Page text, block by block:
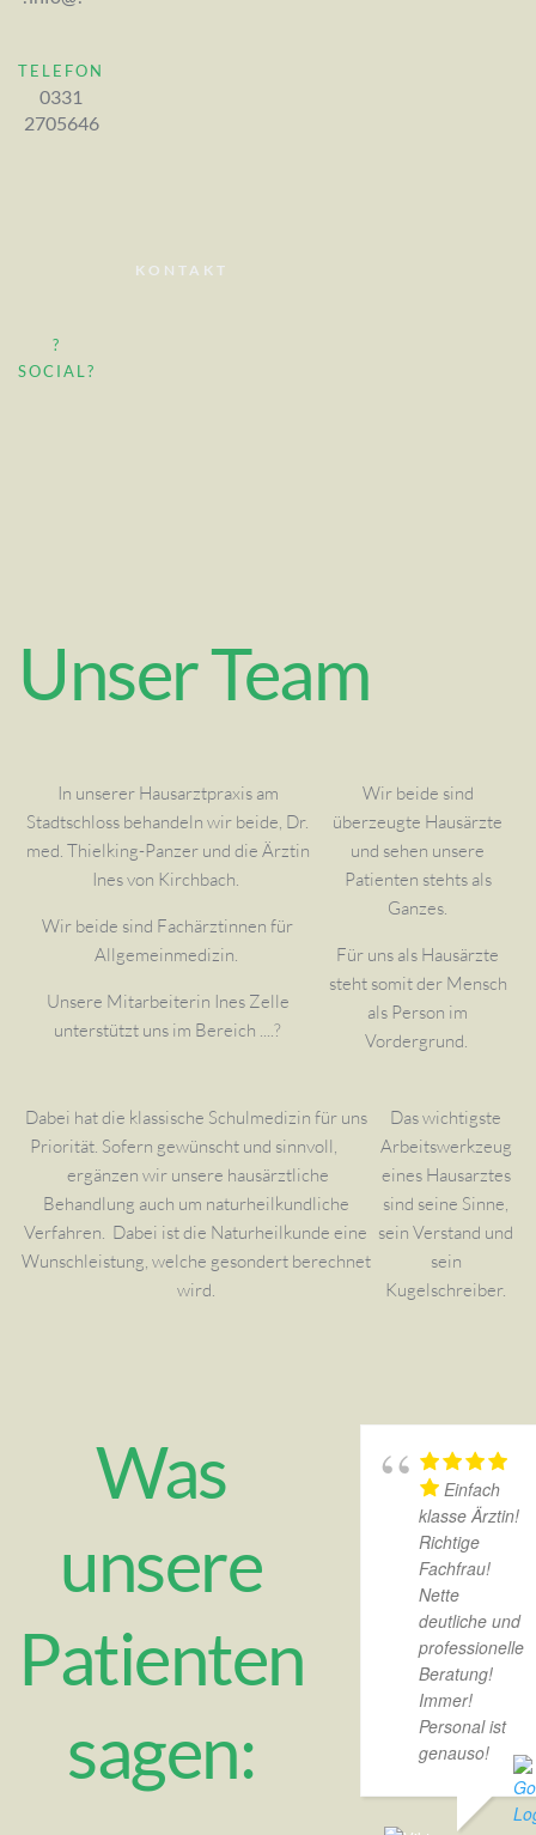
TELEFON
0331
2705646
KONTAKT
?
SOCIAL?
Unser Team
In unserer Hausarztpraxis am
Stadtschloss behandeln wir beide, Dr.
med. Thielking-Panzer und die Ärztin
Ines von Kirchbach.
Wir beide sind Fachärztinnen für
Allgemeinmedizin.
Unsere Mitarbeiterin Ines Zelle
unterstützt uns im Bereich ....?
Wir beide sind
überzeugte Hausärzte
und sehen unsere
Patienten stehts als
Ganzes.
Für uns als Hausärzte
steht somit der Mensch
als Person im
Vordergrund.
Dabei hat die klassische Schulmedizin für uns
Priorität. Sofern gewünscht und sinnvoll,
ergänzen wir unsere hausärztliche
Behandlung auch um naturheilkundliche
Verfahren. Dabei ist die Naturheilkunde eine
Wunschleistung, welche gesondert berechnet
wird.
Das wichtigste
Arbeitswerkzeug
eines Hausarztes
sind seine Sinne,
sein Verstand und
sein
Kugelschreiber.
Was
unsere
Patienten
sagen:
Einfach
klasse Ärztin!
Richtige
Fachfrau!
Nette
deutliche und
professionelle
Beratung!
Immer!
Personal ist
genauso!